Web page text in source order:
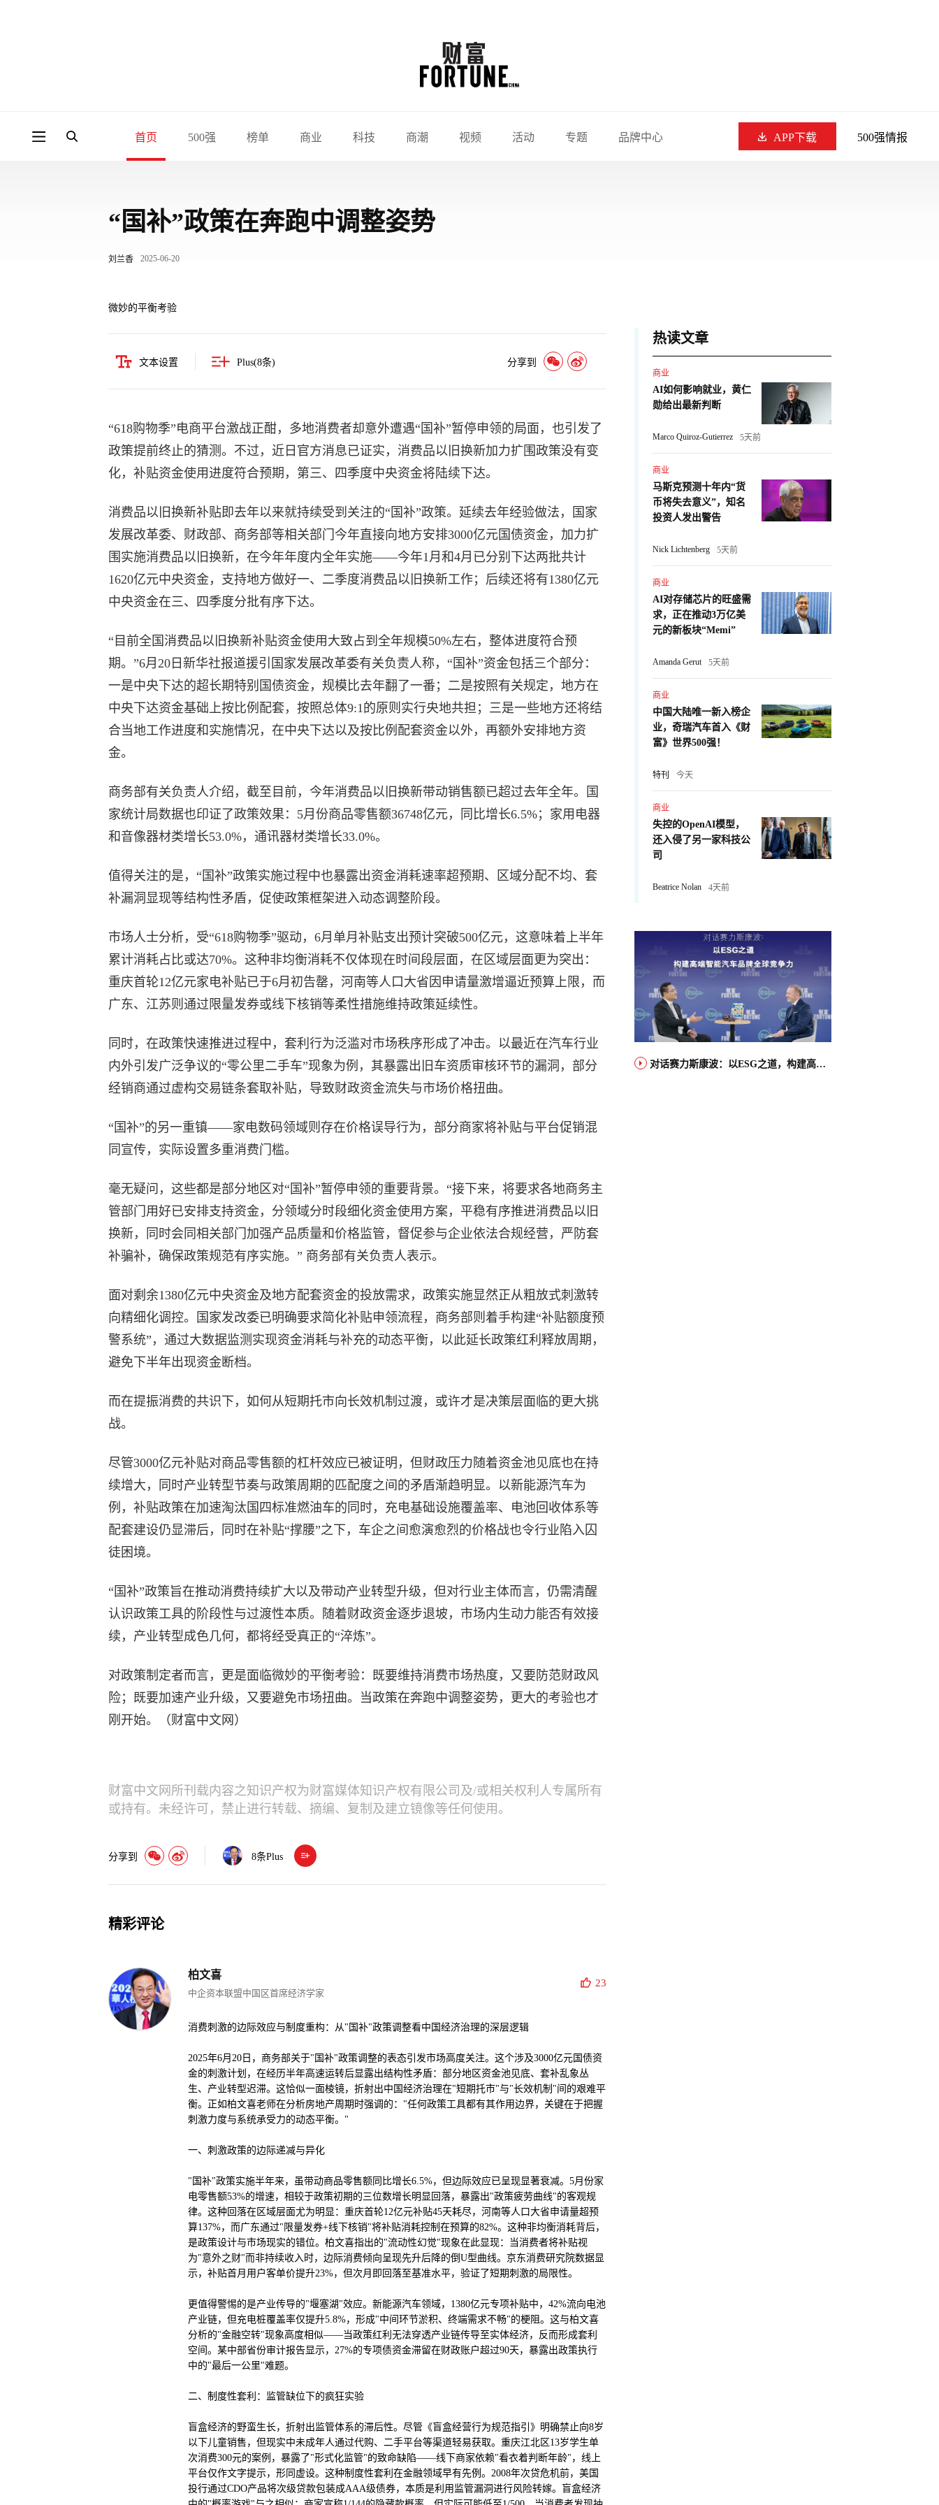
首页 500强 榜单 商业 科技 商潮 视频 活动 专题 品牌中心 APP下载 500强情报
“国补”政策在奔跑中调整姿势
刘兰香 2025-06-20
微妙的平衡考验
文本设置 Plus(8条) 分享到
“618购物季”电商平台激战正酣，多地消费者却意外遭遇“国补”暂停申领的局面，也引发了
政策提前终止的猜测。不过，近日官方消息已证实，消费品以旧换新加力扩围政策没有变
化，补贴资金使用进度符合预期，第三、四季度中央资金将陆续下达。
消费品以旧换新补贴即去年以来就持续受到关注的“国补”政策。延续去年经验做法，国家
发展改革委、财政部、商务部等相关部门今年直接向地方安排3000亿元国债资金，加力扩
围实施消费品以旧换新，在今年年度内全年实施——今年1月和4月已分别下达两批共计
1620亿元中央资金，支持地方做好一、二季度消费品以旧换新工作；后续还将有1380亿元
中央资金在三、四季度分批有序下达。
“目前全国消费品以旧换新补贴资金使用大致占到全年规模50%左右，整体进度符合预
期。”6月20日新华社报道援引国家发展改革委有关负责人称，“国补”资金包括三个部分：
一是中央下达的超长期特别国债资金，规模比去年翻了一番；二是按照有关规定，地方在
中央下达资金基础上按比例配套，按照总体9:1的原则实行央地共担；三是一些地方还将结
合当地工作进度和实施情况，在中央下达以及按比例配套资金以外，再额外安排地方资
金。
商务部有关负责人介绍，截至目前，今年消费品以旧换新带动销售额已超过去年全年。国
家统计局数据也印证了政策效果：5月份商品零售额36748亿元，同比增长6.5%；家用电器
和音像器材类增长53.0%，通讯器材类增长33.0%。
值得关注的是，“国补”政策实施过程中也暴露出资金消耗速率超预期、区域分配不均、套
补漏洞显现等结构性矛盾，促使政策框架进入动态调整阶段。
市场人士分析，受“618购物季”驱动，6月单月补贴支出预计突破500亿元，这意味着上半年
累计消耗占比或达70%。这种非均衡消耗不仅体现在时间段层面，在区域层面更为突出：
重庆首轮12亿元家电补贴已于6月初告罄，河南等人口大省因申请量激增逼近预算上限，而
广东、江苏则通过限量发券或线下核销等柔性措施维持政策延续性。
同时，在政策快速推进过程中，套利行为泛滥对市场秩序形成了冲击。以最近在汽车行业
内外引发广泛争议的“零公里二手车”现象为例，其暴露出旧车资质审核环节的漏洞，部分
经销商通过虚构交易链条套取补贴，导致财政资金流失与市场价格扭曲。
“国补”的另一重镇——家电数码领域则存在价格误导行为，部分商家将补贴与平台促销混
同宣传，实际设置多重消费门槛。
毫无疑问，这些都是部分地区对“国补”暂停申领的重要背景。“接下来，将要求各地商务主
管部门用好已安排支持资金，分领域分时段细化资金使用方案，平稳有序推进消费品以旧
换新，同时会同相关部门加强产品质量和价格监管，督促参与企业依法合规经营，严防套
补骗补，确保政策规范有序实施。” 商务部有关负责人表示。
面对剩余1380亿元中央资金及地方配套资金的投放需求，政策实施显然正从粗放式刺激转
向精细化调控。国家发改委已明确要求简化补贴申领流程，商务部则着手构建“补贴额度预
警系统”，通过大数据监测实现资金消耗与补充的动态平衡，以此延长政策红利释放周期，
避免下半年出现资金断档。
而在提振消费的共识下，如何从短期托市向长效机制过渡，或许才是决策层面临的更大挑
战。
尽管3000亿元补贴对商品零售额的杠杆效应已被证明，但财政压力随着资金池见底也在持
续增大，同时产业转型节奏与政策周期的匹配度之间的矛盾渐趋明显。以新能源汽车为
例，补贴政策在加速淘汰国四标准燃油车的同时，充电基础设施覆盖率、电池回收体系等
配套建设仍显滞后，同时在补贴“撑腰”之下，车企之间愈演愈烈的价格战也令行业陷入囚
徒困境。
“国补”政策旨在推动消费持续扩大以及带动产业转型升级，但对行业主体而言，仍需清醒
认识政策工具的阶段性与过渡性本质。随着财政资金逐步退坡，市场内生动力能否有效接
续，产业转型成色几何，都将经受真正的“淬炼”。
对政策制定者而言，更是面临微妙的平衡考验：既要维持消费市场热度，又要防范财政风
险；既要加速产业升级，又要避免市场扭曲。当政策在奔跑中调整姿势，更大的考验也才
刚开始。（财富中文网）
财富中文网所刊载内容之知识产权为财富媒体知识产权有限公司及/或相关权利人专属所有
或持有。未经许可，禁止进行转载、摘编、复制及建立镜像等任何使用。
分享到 8条Plus
精彩评论
柏文喜
中企资本联盟中国区首席经济学家
23
消费刺激的边际效应与制度重构：从"国补"政策调整看中国经济治理的深层逻辑
2025年6月20日，商务部关于"国补"政策调整的表态引发市场高度关注。这个涉及3000亿元国债资
金的刺激计划，在经历半年高速运转后显露出结构性矛盾：部分地区资金池见底、套补乱象丛
生、产业转型迟滞。这恰似一面棱镜，折射出中国经济治理在"短期托市"与"长效机制"间的艰难平
衡。正如柏文喜老师在分析房地产周期时强调的："任何政策工具都有其作用边界，关键在于把握
刺激力度与系统承受力的动态平衡。"
一、刺激政策的边际递减与异化
"国补"政策实施半年来，虽带动商品零售额同比增长6.5%，但边际效应已呈现显著衰减。5月份家
电零售额53%的增速，相较于政策初期的三位数增长明显回落，暴露出"政策疲劳曲线"的客观规
律。这种回落在区域层面尤为明显：重庆首轮12亿元补贴45天耗尽，河南等人口大省申请量超预
算137%，而广东通过"限量发券+线下核销"将补贴消耗控制在预算的82%。这种非均衡消耗背后，
是政策设计与市场现实的错位。柏文喜指出的"流动性幻觉"现象在此显现：当消费者将补贴视
为"意外之财"而非持续收入时，边际消费倾向呈现先升后降的倒U型曲线。京东消费研究院数据显
示，补贴首月用户客单价提升23%，但次月即回落至基准水平，验证了短期刺激的局限性。
更值得警惕的是产业传导的"堰塞湖"效应。新能源汽车领域，1380亿元专项补贴中，42%流向电池
产业链，但充电桩覆盖率仅提升5.8%，形成"中间环节淤积、终端需求不畅"的梗阻。这与柏文喜
分析的"金融空转"现象高度相似——当政策红利无法穿透产业链传导至实体经济，反而形成套利
空间。某中部省份审计报告显示，27%的专项债资金滞留在财政账户超过90天，暴露出政策执行
中的"最后一公里"难题。
二、制度性套利：监管缺位下的疯狂实验
盲盒经济的野蛮生长，折射出监管体系的滞后性。尽管《盲盒经营行为规范指引》明确禁止向8岁
以下儿童销售，但现实中未成年人通过代购、二手平台等渠道轻易获取。重庆江北区13岁学生单
次消费300元的案例，暴露了"形式化监管"的致命缺陷——线下商家依赖"看衣着判断年龄"，线上
平台仅作文字提示，形同虚设。这种制度性套利在金融领域早有先例。2008年次贷危机前，美国
投行通过CDO产品将次级贷款包装成AAA级债券，本质是利用监管漏洞进行风险转嫁。盲盒经济
热读文章
商业
AI如何影响就业，黄仁
勋给出最新判断
Marco Quiroz-Gutierrez 5天前
商业
马斯克预测十年内“货
币将失去意义”，知名
投资人发出警告
Nick Lichtenberg 5天前
商业
AI对存储芯片的旺盛需
求，正在推动3万亿美
元的新板块“Memi”
Amanda Gerut 5天前
商业
中国大陆唯一新入榜企
业，奇瑞汽车首入《财
富》世界500强！
特刊 今天
商业
失控的OpenAI模型，
还入侵了另一家科技公
司
Beatrice Nolan 4天前
对话赛力斯康波：以ESG之道，构建高端智能汽车品牌全球竞争力